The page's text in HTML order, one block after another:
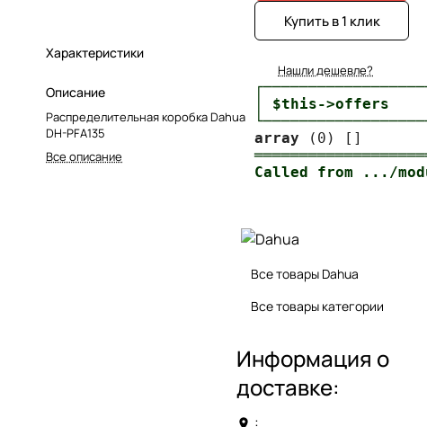
Характеристики
Описание
Распределительная коробка Dahua
DH-PFA135
Все описание
Купить в 1 клик
Нашли дешевле?
│ $this-
array
Все товары Dahua
Все товары категории
Информация о
доставке:
: